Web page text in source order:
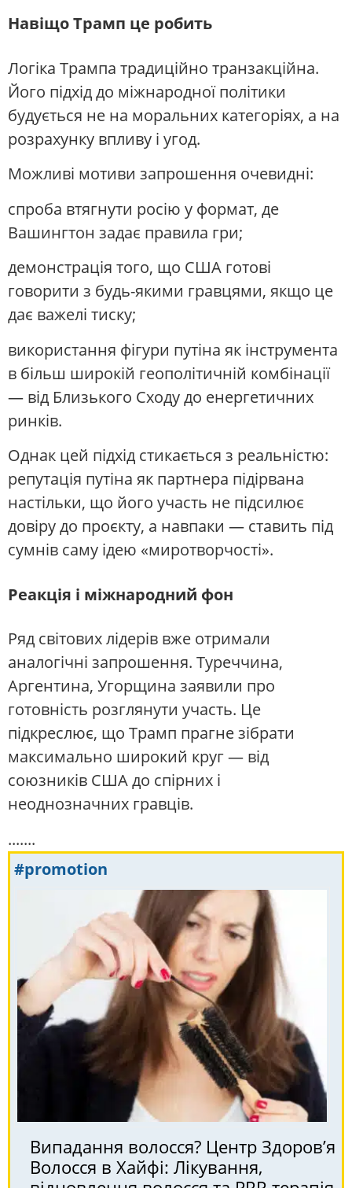
Навіщо Трамп це робить
Логіка Трампа традиційно транзакційна.
Його підхід до міжнародної політики
будується не на моральних категоріях, а на
розрахунку впливу і угод.
Можливі мотиви запрошення очевидні:
спроба втягнути росію у формат, де
Вашингтон задає правила гри;
демонстрація того, що США готові
говорити з будь-якими гравцями, якщо це
дає важелі тиску;
використання фігури путіна як інструмента
в більш широкій геополітичній комбінації
— від Близького Сходу до енергетичних
ринків.
Однак цей підхід стикається з реальністю:
репутація путіна як партнера підірвана
настільки, що його участь не підсилює
довіру до проєкту, а навпаки — ставить під
сумнів саму ідею «миротворчості».
Реакція і міжнародний фон
Ряд світових лідерів вже отримали
аналогічні запрошення. Туреччина,
Аргентина, Угорщина заявили про
готовність розглянути участь. Це
підкреслює, що Трамп прагне зібрати
максимально широкий круг — від
союзників США до спірних і
неоднозначних гравців.
.......
#promotion
Випадання волосся? Центр Здоров’я
Волосся в Хайфі: Лікування,